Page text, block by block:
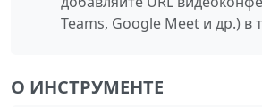
Teams, Google Meet и др.) в
О ИНСТРУМЕНТЕ